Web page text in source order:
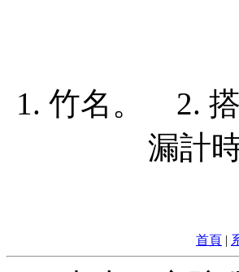
1. 竹名。 2.
漏計
首頁 |